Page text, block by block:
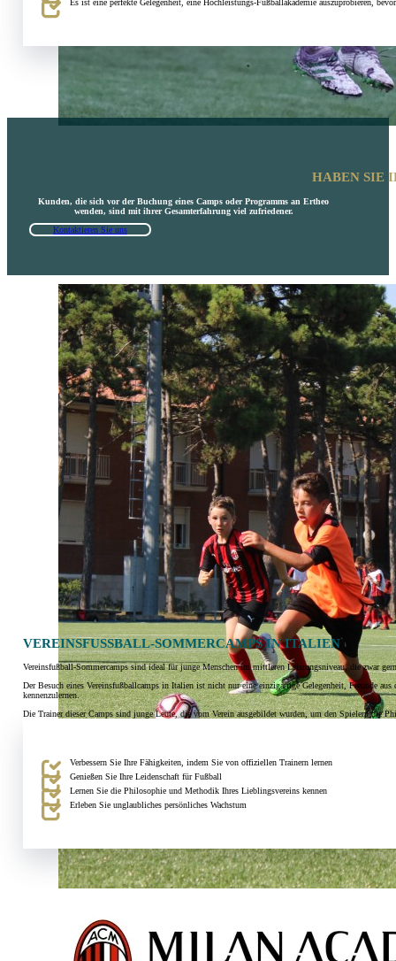
Es ist eine perfekte Gelegenheit, eine Hochleistungs-Fußballakademie auszuprobieren,
HABEN SIE
Kunden, die sich vor der Buchung eines Camps oder Programms an Ertheo
wenden, sind mit ihrer Gesamterfahrung viel zufriedener.
Kontaktieren Sie uns
VEREINSFUSSBALL-SOMMERCAMPS IN ITALIEN
Vereinsfußball-Sommercamps sind ideal für junge Menschen im mittleren Leistungsniveau, die zwar
Der Besuch eines Vereinsfußballcamps in Italien ist nicht nur eine einzigartige Gelegenheit, Freunde
kennenzulernen.
Die Trainer dieser Camps sind junge Leute, die vom Verein ausgebildet wurden, um den Spielern die
Verbessern Sie Ihre Fähigkeiten, indem Sie von offiziellen Trainern lernen
Genießen Sie Ihre Leidenschaft für Fußball
Lernen Sie die Philosophie und Methodik Ihres Lieblingsvereins kennen
Erleben Sie unglaubliches persönliches Wachstum